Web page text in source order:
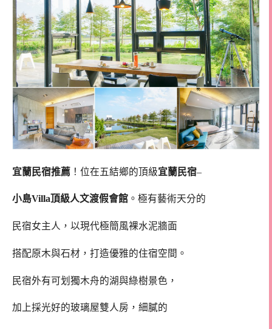
宜蘭民宿推薦 ！位在五結鄉的頂級宜蘭民宿–
小島Villa頂級人文渡假會館 。極有藝術天分的
民宿女主人，以現代極簡風裸水泥牆面
搭配原木與石材，打造優雅的住宿空間。
民宿外有可划獨木舟的湖與綠樹景色，
加上採光好的玻璃屋雙人房，細膩的